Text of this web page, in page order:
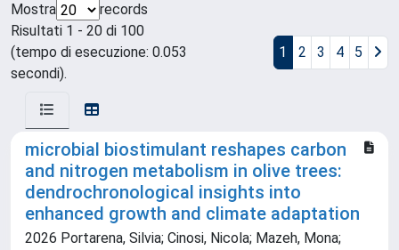
Mostra
records
Risultati 1 - 20 di 100
(tempo di esecuzione: 0.053
secondi).
1 2 3 4 5
microbial biostimulant reshapes carbon
and nitrogen metabolism in olive trees:
dendrochronological insights into
enhanced growth and climate adaptation
2026 Portarena, Silvia; Cinosi, Nicola; Mazeh, Mona;